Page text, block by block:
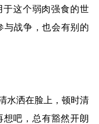
这个弱肉强食的世
与战争，也会有别的
水洒在脸上，顿时清
吧，总有豁然开朗